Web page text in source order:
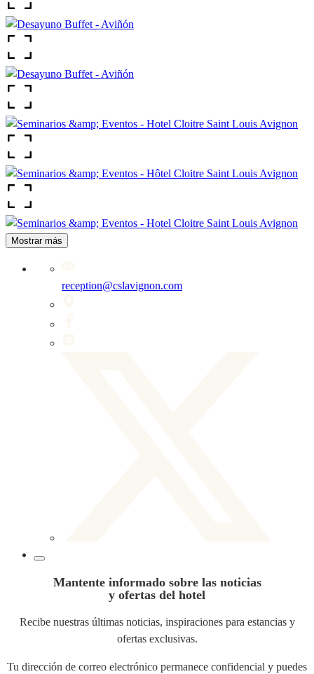
Mostrar más
reception@cslavignon.com
Mantente informado sobre las noticias
y ofertas del hotel
Recibe nuestras últimas noticias, inspiraciones para estancias y
ofertas exclusivas.
Tu dirección de correo electrónico permanece confidencial y puedes